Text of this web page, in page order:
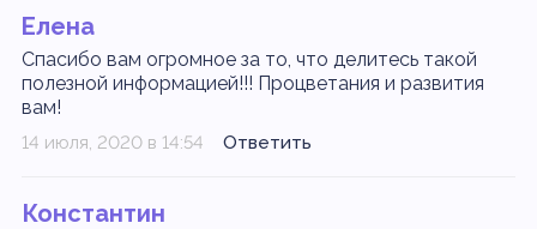
Елена
Спасибо вам огромное за то, что делитесь такой
полезной информацией!!! Процветания и развития
вам!
14 июля, 2020 в 14:54 Ответить
Константин